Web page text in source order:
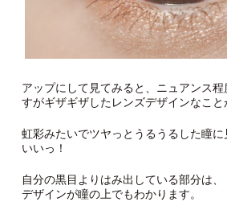
アップにして見てみると、ニュアンス
すがギザギザしたレンズデザインなこと
虹彩みたいでツヤっとうるうるした瞳
いいっ！
自分の黒目よりはみ出している部分は
デザインが瞳の上でもわかります。